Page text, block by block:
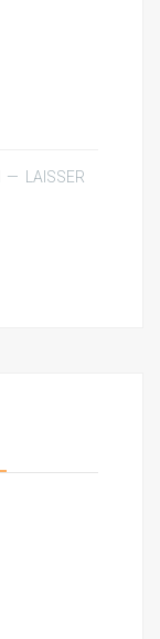
LAISSER